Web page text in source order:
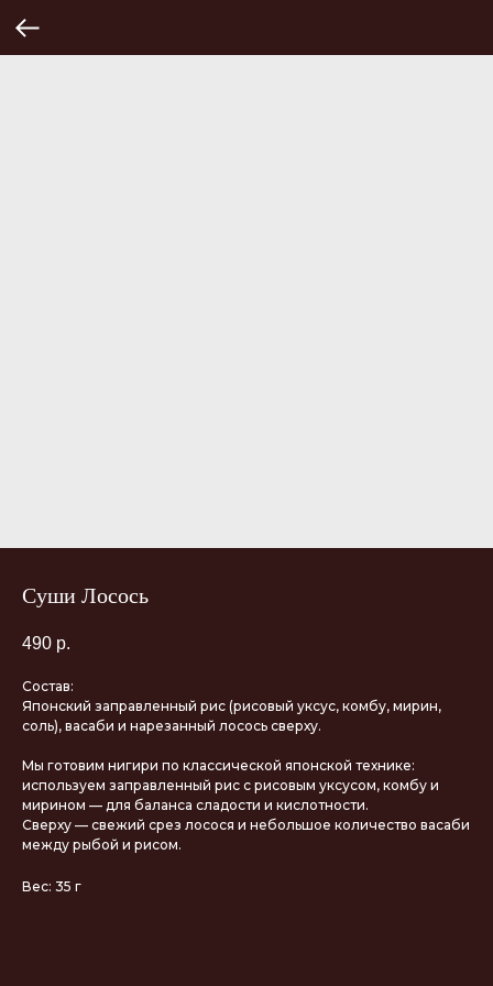
Суши Лосось
490 р.
Состав:
Японский заправленный рис (рисовый уксус, комбу, мирин,
соль), васаби и нарезанный лосось сверху.
Мы готовим нигири по классической японской технике:
используем заправленный рис с рисовым уксусом, комбу и
мирином — для баланса сладости и кислотности.
Сверху — свежий срез лосося и небольшое количество васаби
между рыбой и рисом.
Вес: 35 г